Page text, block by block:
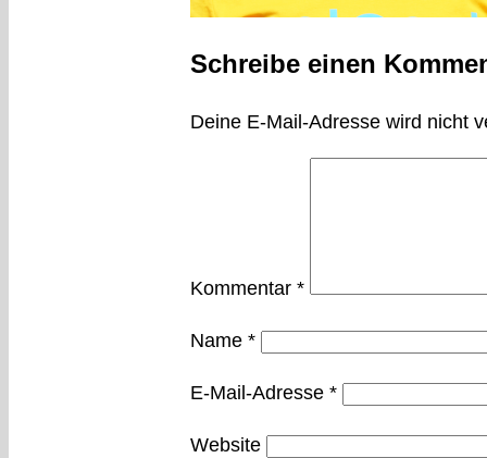
Schreibe einen
Deine E-Mail-Adresse wird nicht
Kommentar *
Name *
E-Mail-Adresse *
Website